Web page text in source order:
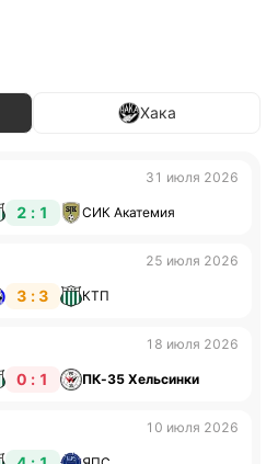
Хака
31 июля 2026
2 : 1 СИК Акатемия
25 июля 2026
3 : 3 КТП
18 июля 2026
0 : 1 ПК-35 Хельсинки
10 июля 2026